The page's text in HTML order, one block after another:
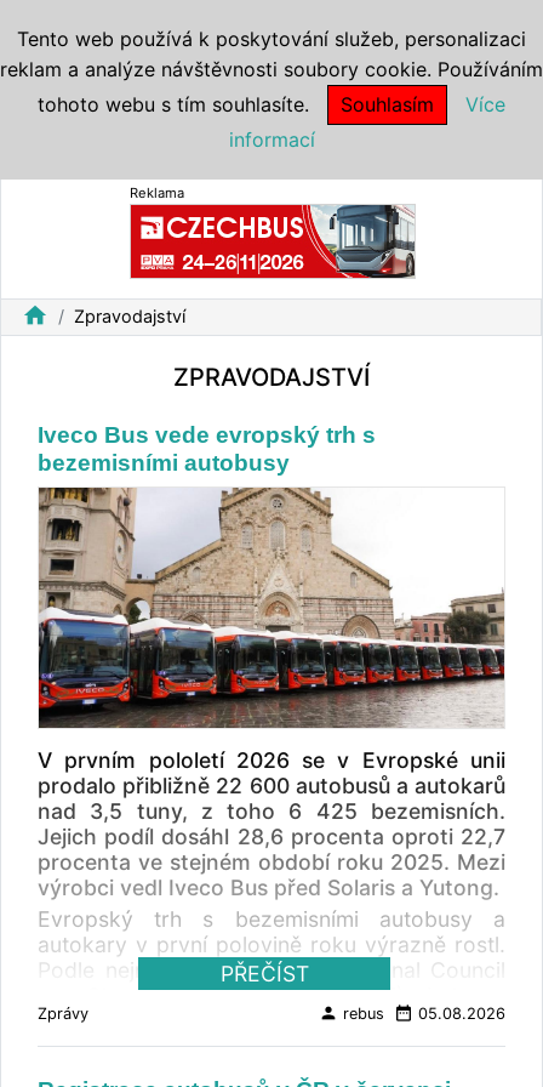
Reklama
home Zpravodajství
ZPRAVODAJSTVÍ
Iveco Bus vede evropský trh s
bezemisními autobusy
V prvním pololetí 2026 se v Evropské unii
prodalo přibližně 22 600 autobusů a autokarů
nad 3,5 tuny, z toho 6 425 bezemisních.
Jejich podíl dosáhl 28,6 procenta oproti 22,7
procenta ve stejném období roku 2025. Mezi
výrobci vedl Iveco Bus před Solaris a Yutong.
Evropský trh s bezemisními autobusy a
autokary v první polovině roku výrazně rostl.
Podle nejnovější zprávy International Council
on Clean Transportation (ICCT) bylo v
Evropské unii v prvním pololetí 2026 prodáno
přibližně 22 600 autobusů a autokarů s
nejvyšší povolenou hmotností nad 3,5 tuny. Z
PŘEČÍST
Zprávy person rebus date_range 05.08.2026
Tento web používá k poskytování služeb, personalizaci
reklam a analýze návštěvnosti soubory cookie. Používáním
tohoto webu s tím souhlasíte.
Souhlasím
Více
informací